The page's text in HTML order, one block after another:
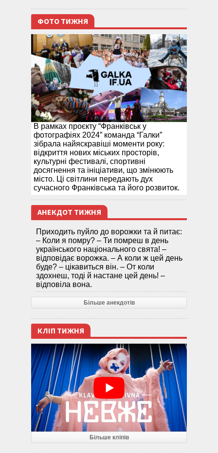
ФОТО ТИЖНЯ
В рамках проєкту “Франківськ у
фотографіях 2024” команда “Галки”
зібрала найяскравіші моменти року:
відкриття нових міських просторів,
культурні фестивалі, спортивні
досягнення та ініціативи, що змінюють
місто. Ці світлини передають дух
сучасного Франківська та його розвиток.
АНЕКДОТ ТИЖНЯ
Приходить пуйло до ворожки та й питає:
– Коли я помру? – Ти помреш в день
українського національного свята! –
відповідає ворожка. – А коли ж цей день
буде? – цікавиться він. – От коли
здохнеш, тоді й настане цей день! –
відповіла вона.
Більше анекдотів
КЛІП ТИЖНЯ
Більше кліпів